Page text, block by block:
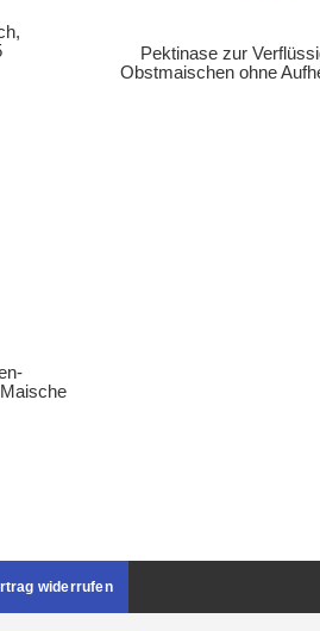
Pektinase zur
Obstmaischen ohne
widerrufen